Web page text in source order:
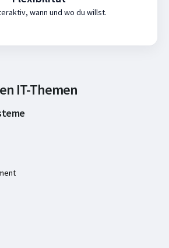
wann und wo du willst.
IT-Themen